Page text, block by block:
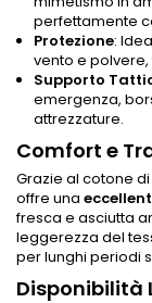
perfettamente
Protezione:
vento e
Supporto
emergenza,
attrezzature.
Comfort e
Grazie al cotone
offre una
fresca e asciutta
leggerezza del
per lunghi periodi
Disponibilità